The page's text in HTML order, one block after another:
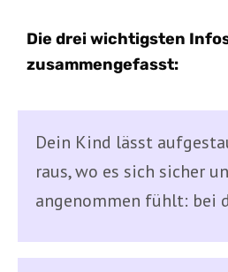
Die drei wichtigsten
zusammengefasst:
Dein Kind lässt
raus, wo es sich sicher
angenommen fühlt: bei